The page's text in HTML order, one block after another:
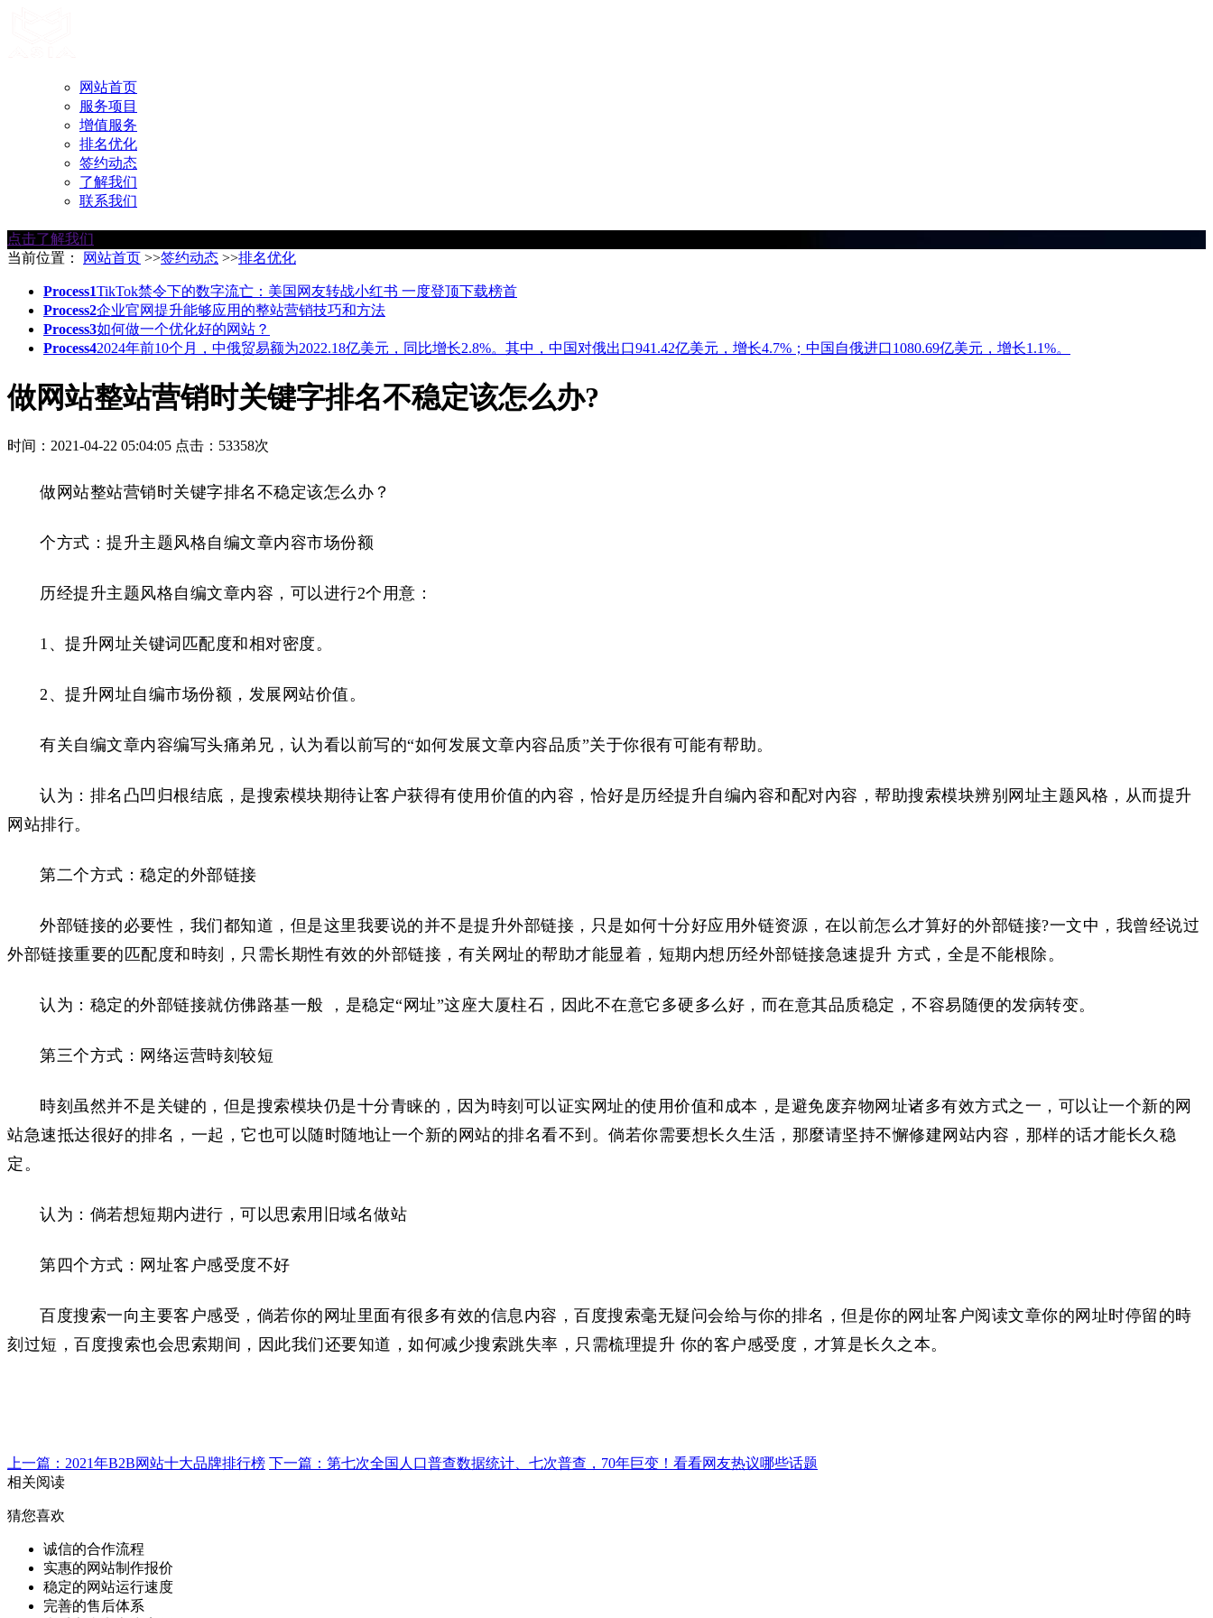
网站首页
服务项目
增值服务
排名优化
签约动态
了解我们
联系我们
点击了解我们
当前位置：
网站首页 >>签约动态 >>排名优化
Process1TikTok禁令下的数字流亡：美国网友转战小红书 一度登顶下载榜首
Process2企业官网提升能够应用的整站营销技巧和方法
Process3如何做一个优化好的网站？
Process42024年前10个月，中俄贸易额为2022.18亿美元，同比增长2.8%。其中，中国对俄出口941.42亿美元，增长4.7%；中国自俄进口1080.69亿美元，增长1.1%。
做网站整站营销时关键字排名不稳定该怎么办?
时间：2021-04-22 05:04:05 点击：53358次
做网站整站营销时关键字排名不稳定该怎么办？
个方式：提升主题风格自编文章内容市场份额
历经提升主题风格自编文章内容，可以进行2个用意：
1、提升网址关键词匹配度和相对密度。
2、提升网址自编市场份额，发展网站价值。
有关自编文章内容编写头痛弟兄，认为看以前写的“如何发展文章内容品质”关于你很有可能有帮助。
认为：排名凸凹归根结底，是搜索模块期待让客户获得有使用价值的內容，恰好是历经提升自编內容和配对內容，帮助搜索模块辨别网址主题风格，从而提升
网站排行。
第二个方式：稳定的外部链接
外部链接的必要性，我们都知道，但是这里我要说的并不是提升外部链接，只是如何十分好应用外链资源，在以前怎么才算好的外部链接?一文中，我曾经说过
外部链接重要的匹配度和時刻，只需长期性有效的外部链接，有关网址的帮助才能显着，短期内想历经外部链接急速提升 方式，全是不能根除。
认为：稳定的外部链接就仿佛路基一般 ，是稳定“网址”这座大厦柱石，因此不在意它多硬多么好，而在意其品质稳定，不容易随便的发病转变。
第三个方式：网络运营時刻较短
時刻虽然并不是关键的，但是搜索模块仍是十分青睐的，因为時刻可以证实网址的使用价值和成本，是避免废弃物网址诸多有效方式之一，可以让一个新的网
站急速抵达很好的排名，一起，它也可以随时随地让一个新的网站的排名看不到。倘若你需要想长久生活，那麼请坚持不懈修建网站内容，那样的话才能长久稳
定。
认为：倘若想短期内进行，可以思索用旧域名做站
第四个方式：网址客户感受度不好
百度搜索一向主要客户感受，倘若你的网址里面有很多有效的信息内容，百度搜索毫无疑问会给与你的排名，但是你的网址客户阅读文章你的网址时停留的時
刻过短，百度搜索也会思索期间，因此我们还要知道，如何减少搜索跳失率，只需梳理提升 你的客户感受度，才算是长久之本。
上一篇：2021年B2B网站十大品牌排行榜 下一篇：第七次全国人口普查数据统计、七次普查，70年巨变！看看网友热议哪些话题
相关阅读
猜您喜欢
诚信的合作流程
实惠的网站制作报价
稳定的网站运行速度
完善的售后体系